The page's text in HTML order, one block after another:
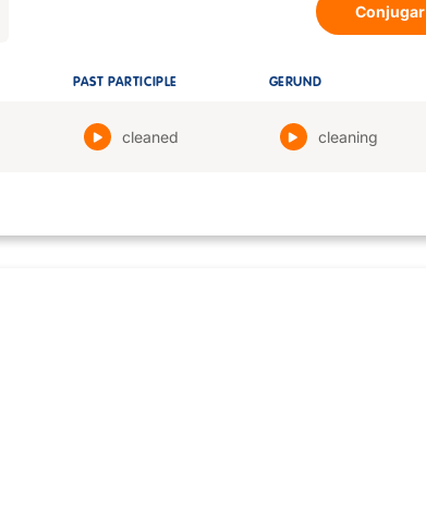
Conjugar
PAST PARTICIPLE
cleaned
GERUND
cleaning